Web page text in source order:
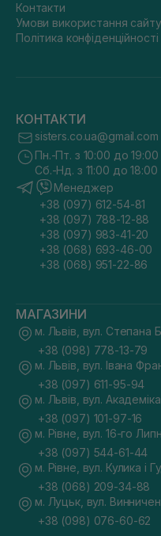
Контакти
Умови використання сайту
Політика конфіденційності
КОНТАКТИ
sisters.co.ua@gmail.com
Пн.-Пт. з 10:00 до 19:00
Сб.-Нд. з 11:00 до 18:00
Менеджер
+38 (097) 612-54-81
+38 (097) 788-12-88
+38 (097) 983-41-20
+38 (068) 693-46-00
+38 (068) 951-22-86
МАГАЗИНИ
м. Львів, вул. Степана
+38 (098) 778-13-79
м. Львів, вул. Івана
+38 (097) 611-95-94
м. Львів, вул.
+38 (097) 101-97-16
м. Рівне, вул. 16-го
+38 (097) 544-61-44
м. Рівне, вул. Кулика і
+38 (068) 209-34-88
м. Луцьк, вул.
+38 (098) 076-60-62